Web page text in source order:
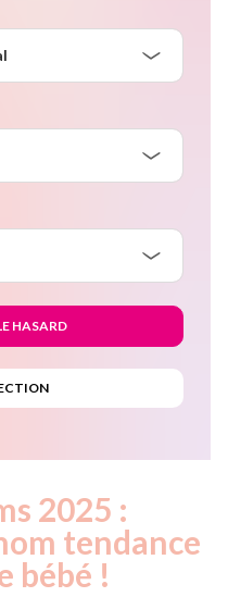
2025 :
tendance
bébé !